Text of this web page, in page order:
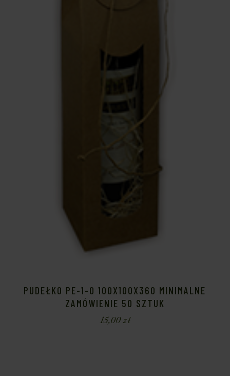
PUDEŁKO PE-1-O 100X100X360 MINIMALNE
ZAMÓWIENIE 50 SZTUK
15,00zł